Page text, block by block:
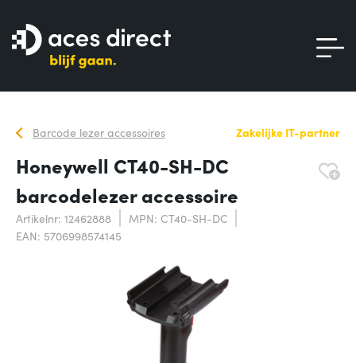
Barcode lezer accessoires Zakelijke IT-partner
Honeywell CT40-SH-DC
barcodelezer accessoire
Artikelnr: 12462888
MPN: CT40-SH-DC
EAN: 5706998574145